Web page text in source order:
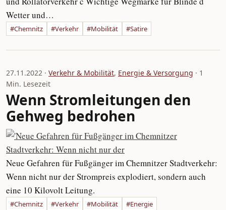
Wetter und…
#Chemnitz #Verkehr #Mobilität #Satire
27.11.2022 · Verkehr & Mobilität, Energie & Versorgung · 1
Min. Lesezeit
Wenn Stromleitungen den
Gehweg bedrohen
Neue Gefahren für Fußgänger im Chemnitzer Stadtverkehr:
Wenn nicht nur der Strompreis explodiert, sondern auch
eine 10 Kilovolt Leitung.
#Chemnitz #Verkehr #Mobilität #Energie